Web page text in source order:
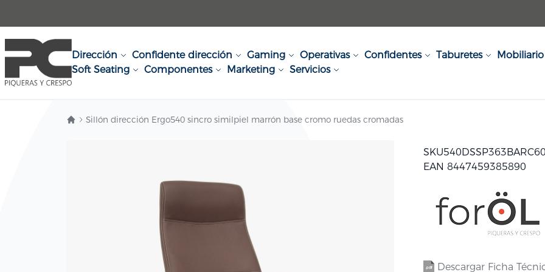
Dirección Confidente dirección Gaming Operativas Confidentes Taburetes
Soft Seating
Componentes Marketing Servicios
Sillón dirección Ergo540 sincro similpiel marrón base cromo ruedas cromadas
SKU540DSSP363BARC60
EAN 8447459385890
Descargar Ficha